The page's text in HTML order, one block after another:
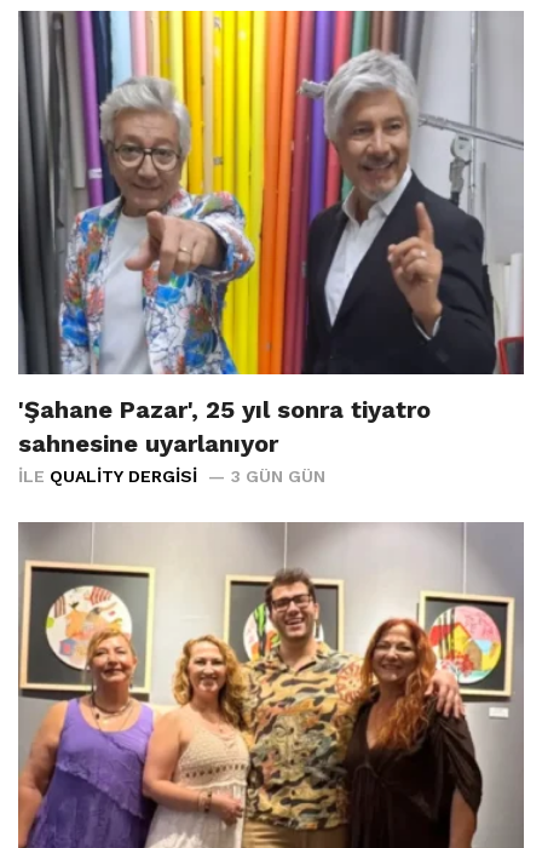
'Şahane Pazar', 25 yıl sonra tiyatro
sahnesine uyarlanıyor
İLE QUALITY DERGISI 3 GÜN GÜN